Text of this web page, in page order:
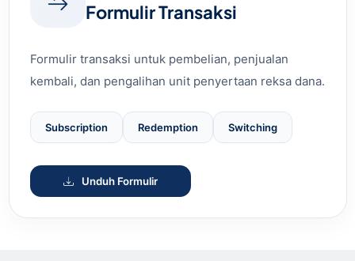
Formulir Transaksi
Formulir transaksi untuk pembelian, penjualan
kembali, dan pengalihan unit penyertaan reksa dana.
Subscription Redemption Switching
Unduh Formulir